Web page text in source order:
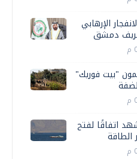
الإرهابي
دمشق
"بيت فوريك"
اتفاقًا لفتح